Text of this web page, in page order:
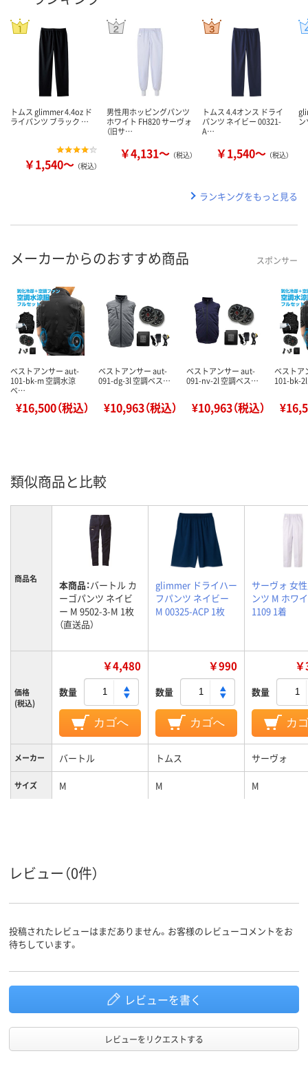
トムス glimmer 4.4oz ド
ライパンツ ブラック …
￥1,540～ （税込）
男性用ホッピングパンツ
ホワイト FH820 サーヴォ
（旧サ…
￥4,131～ （税込）
トムス 4.4オンス ドライ
パンツ ネイビー 00321-
A…
￥1,540～ （税込）
ランキングをもっと見る
メーカーからのおすすめ商品 スポンサー
ベストアンサー aut-
101-bk-m 空調水涼
ベ…
¥16,500（税込）
ベストアンサー aut-
091-dg-3l 空調ベス…
¥10,963（税込）
ベストアンサー aut-
091-nv-2l 空調ベス…
¥10,963（税込）
ベストア
101-bk-
類似商品と比較
商品名 本商品：バートル カ
ーゴパンツ ネイビ
ー M 9502-3-M 1枚
（直送品）
glimmer ドライハー
フパンツ ネイビー
M 00325-ACP 1枚
サーヴォ 女
ンツ M ホワ
1109 1着
価格
(税込)
￥4,480
数量
カゴへ
￥990
数量
カゴへ
数量
カ
メーカー バートル トムス サーヴォ
サイズ M M M
レビュー（0件）
投稿されたレビューはまだありません。お客様のレビューコメントをお
待ちしています。
レビューを書く
レビューをリクエストする